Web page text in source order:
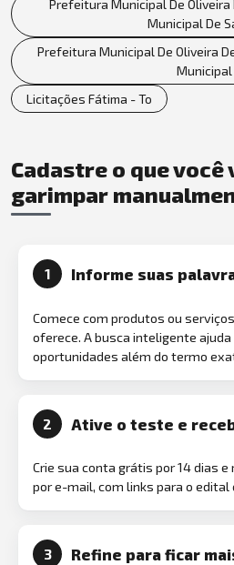
Prefeitura Municipal De Oliveira
Municipal De
Prefeitura Municipal De Oliveira
Municipal
Licitações Fátima - To
Cadastre o que você
garimpar
1 Informe suas
Comece com produtos ou
oferece. A busca inteligente
oportunidades além do termo
2 Ative o teste e
Crie sua conta grátis por 14 dias
por e-mail, com links para o edital
3 Refine para ficar